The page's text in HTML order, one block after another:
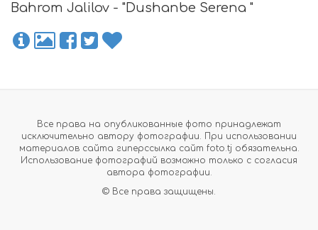
Bahrom Jalilov - "Dushanbe Serena "
Все права на опубликованные фото принадлежат
исключительно автору фотографии. При использовании
материалов сайта гиперссылка сайт foto.tj обязательна.
Использование фотографий возможно только с согласия
автора фотографии.
© Все права защищены.